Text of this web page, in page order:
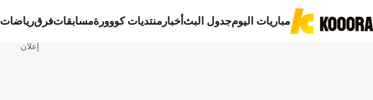
مباريات اليومجدول البثأخبار منتديات كووورةمسابقاتفرقرياضات
إعلان